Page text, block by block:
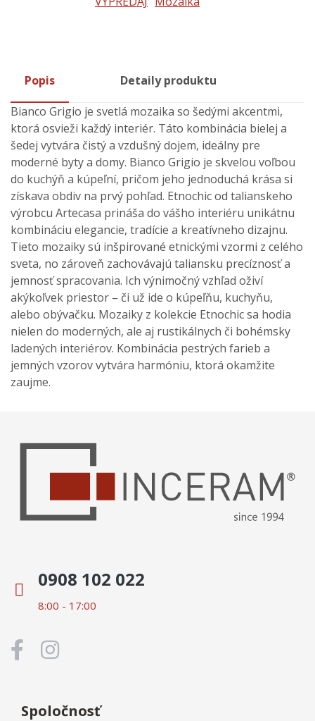
Popis
Detaily produktu
Bianco Grigio je svetlá mozaika so šedými akcentmi,
ktorá osvieži každý interiér. Táto kombinácia bielej a
šedej vytvára čistý a vzdušný dojem, ideálny pre
moderné byty a domy. Bianco Grigio je skvelou voľbou
do kuchýň a kúpeľní, pričom jeho jednoduchá krása si
získava obdiv na prvý pohľad. Etnochic od talianskeho
výrobcu Artecasa prináša do vášho interiéru unikátnu
kombináciu elegancie, tradície a kreatívneho dizajnu.
Tieto mozaiky sú inšpirované etnickými vzormi z celého
sveta, no zároveň zachovávajú taliansku precíznosť a
jemnosť spracovania. Ich výnimočný vzhľad oživí
akýkoľvek priestor – či už ide o kúpeľňu, kuchyňu,
alebo obývačku. Mozaiky z kolekcie Etnochic sa hodia
nielen do moderných, ale aj rustikálnych či bohémsky
ladených interiérov. Kombinácia pestrých farieb a
jemných vzorov vytvára harmóniu, ktorá okamžite
zaujme.
0908 102 022
8:00 - 17:00
Spoločnosť